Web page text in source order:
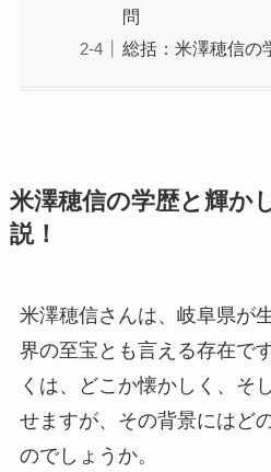
問
総括：米澤穂信の
米澤穂信の学歴と輝か
説！
米澤穂信さんは、岐阜県が
界の至宝とも言える存在で
くは、どこか懐かしく、そ
せますが、その背景にはど
のでしょうか。